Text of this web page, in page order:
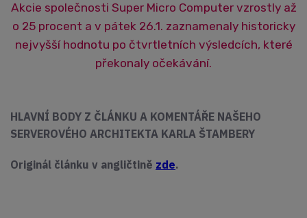
Akcie společnosti Super Micro Computer vzrostly až
o 25 procent a v pátek 26.1. zaznamenaly historicky
nejvyšší hodnotu po čtvrtletních výsledcích, které
překonaly očekávání.
HLAVNÍ BODY Z ČLÁNKU A KOMENTÁŘE NAŠEHO
SERVEROVÉHO ARCHITEKTA KARLA ŠTAMBERY
Originál článku v angličtině zde.